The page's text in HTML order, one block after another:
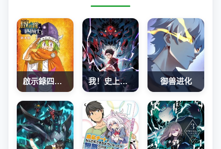
啟示錄四騎士 我！史上最强禁咒师 御兽进化